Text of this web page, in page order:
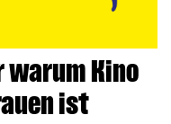
warum Kino
ist